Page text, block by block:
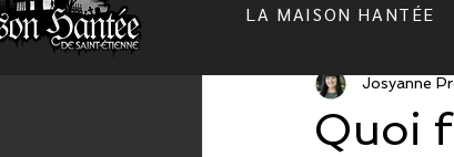
Quoi
Josyanne
LA MAISON HANTÉE